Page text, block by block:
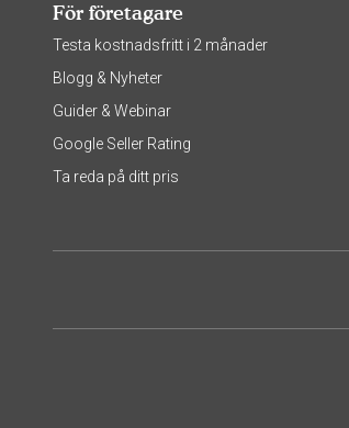
För företagare
Testa kostnadsfritt i 2 månader
Blogg & Nyheter
Guider & Webinar
Google Seller Rating
Ta reda på ditt pris